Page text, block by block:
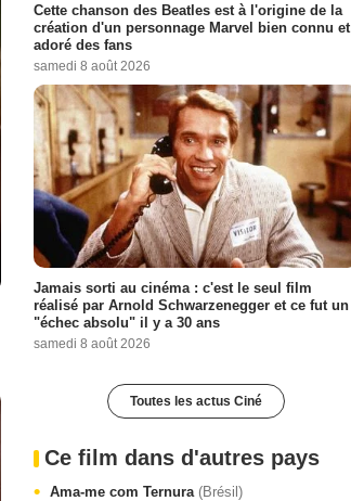
Cette chanson des Beatles est à l'origine de la
création d'un personnage Marvel bien connu et
adoré des fans
samedi 8 août 2026
Jamais sorti au cinéma : c'est le seul film
réalisé par Arnold Schwarzenegger et ce fut un
"échec absolu" il y a 30 ans
samedi 8 août 2026
Toutes les actus Ciné
Ce film dans d'autres pays
Ama-me com Ternura (Brésil)